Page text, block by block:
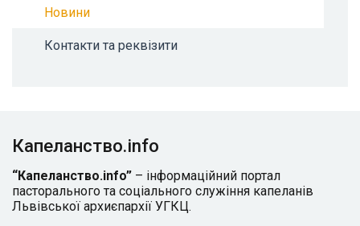
Новини
Контакти та реквізити
Капеланство.info
“Капеланство.info” – інформаційний портал
пасторального та соціального служіння капеланів
Львівської архиєпархії УГКЦ.